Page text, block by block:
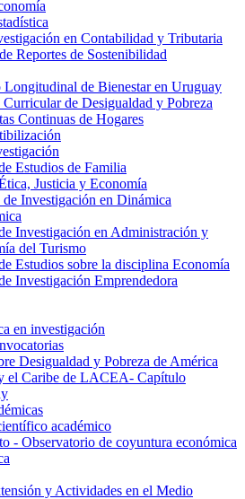
en Contabilidad y Tributaria
Reportes de Sostenibilidad
Longitudinal de Bienestar en Uruguay
de Desigualdad y Pobreza
Continuas de Hogares
Estudios de Familia
Justicia y Economía
de Investigación en Dinámica
Investigación en Administración y
del Turismo
Estudios sobre la disciplina Economía
Investigación Emprendedora
en investigación
Desigualdad y Pobreza de América
el Caribe de LACEA- Capítulo
académico
- Observatorio de coyuntura económica
y Actividades en el Medio